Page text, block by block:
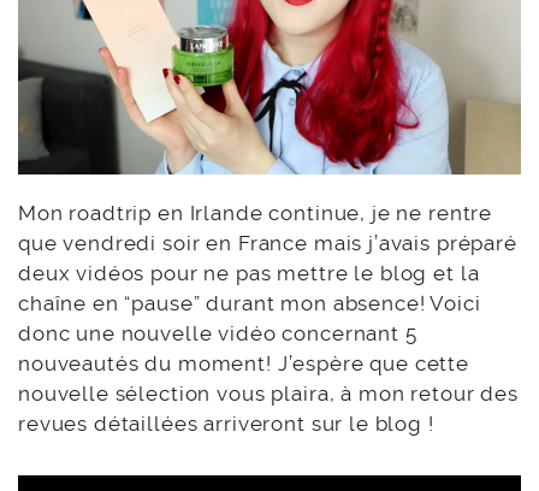
Mon roadtrip en Irlande continue, je ne rentre
que vendredi soir en France mais j’avais préparé
deux vidéos pour ne pas mettre le blog et la
chaîne en “pause” durant mon absence! Voici
donc une nouvelle vidéo concernant 5
nouveautés du moment! J’espère que cette
nouvelle sélection vous plaira, à mon retour des
revues détaillées arriveront sur le blog !